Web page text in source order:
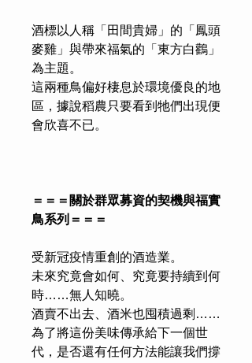
酒標以人稱「田間貴婦」的「鳳頭
麥雞」與帶來福氣的「東方白鸛」
為主題。
這兩種鳥偏好棲息於環境優良的地
區，據說稻農只要看到牠們出現便
會欣喜不已。
＝＝＝關於群眾募資的契機與福實
鳥系列＝＝＝
受新冠疫情重創的酒造業。
未來究竟會如何、究竟要持續到何
時……無人知曉。
酒賣不出去、酒米也囤積過剩……
為了將這份美味傳承給下一個世
代，是否還有任何方法能讓我們撐